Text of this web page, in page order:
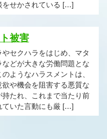
をせかされている […]
被害
セクハラをはじめ、マタ
どが大きな労働問題とな
ようなハラスメントは、
や機会を阻害する悪質な
持たれ、これまで当たり前
ていた言動にも厳 […]